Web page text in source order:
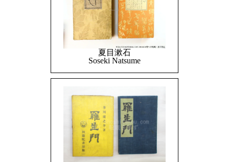
夏目漱石
Soseki Natsume